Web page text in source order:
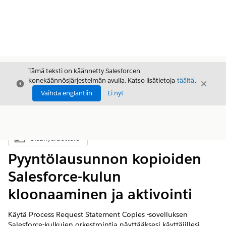
Sulje
Tämä teksti on käännetty Salesforcen
konekäännösjärjestelmän avulla. Katso lisätietoja täältä.
Vaihda englantiin
Ei nyt
Sulje
Näytä sisällysluettelo
Sisällysluettelo
Pyyntölausunnon kopioiden
Salesforce-kulun
kloonaaminen ja aktivointi
Käytä Process Request Statement Copies -sovelluksen